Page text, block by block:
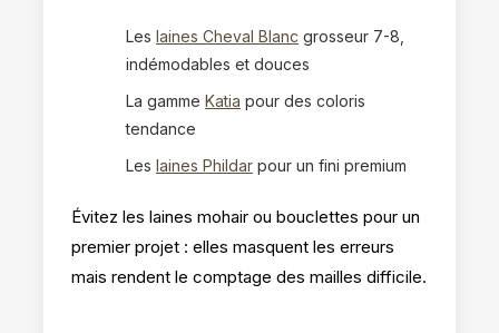
Les laines Cheval Blanc grosseur 7-8,
indémodables et douces
La gamme Katia pour des coloris
tendance
Les laines Phildar pour un fini premium
Évitez les laines mohair ou bouclettes pour un
premier projet : elles masquent les erreurs
mais rendent le comptage des mailles difficile.